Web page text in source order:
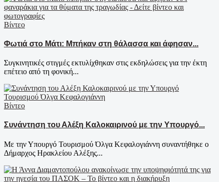
Βίντεο
Φωτιά στο Μάτι: Μπήκαν στη θάλασσα και άφησαν...
Συγκινητικές στιγμές εκτυλίχθηκαν στις εκδηλώσεις για την έκτη
επέτειο από τη φονική...
Βίντεο
Συνάντηση του Αλέξη Καλοκαιρινού με την Υπουργό...
Με την Υπουργό Τουρισμού Όλγα Κεφαλογιάννη συναντήθηκε ο
Δήμαρχος Ηρακλείου Αλέξης...